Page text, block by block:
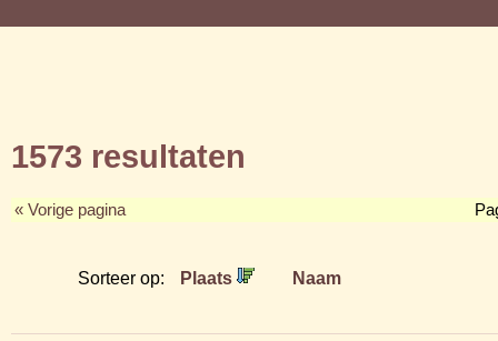
1573 resultaten
« Vorige pagina
Sorteer op: Plaats Naam